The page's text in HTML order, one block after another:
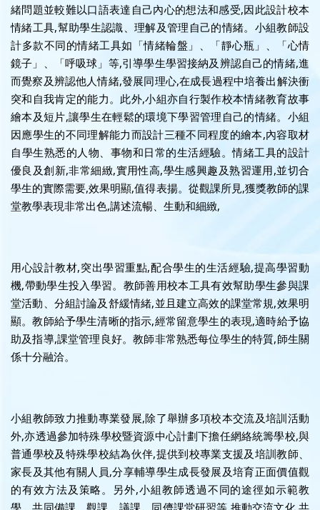
緒問題並較難以口語表達自己內心的想法和感受,因此設計校本
情緒工具,幫助學生認識、理解及管理自己的情緒。小組教師設
計多款不同的情緒工具如「情緒輪盤」、「靜心瓶」、「心情
鏡子」、「呼吸球」等,引導學生學習接納及辨認自己的情緒,進
而覺察及辨認他人情緒,發展同理心,在成長過程中培養出解決衝
突和自我肯定的能力。此外,小組亦自行製作校本情緒教育故事
繪本及短片,讓學生在輕鬆的環境下學習管理自己的情緒。小組
因應學生的不同理解能力而設計三種不同程度的繪本,內容取材
自學生熟悉的人物、事物和日常的生活經驗。情緒工具的設計
優良及創新,非常細緻,實用性高,學生感興趣及熟習運用,並切合
學生的實際需要,效果明顯,值得表揚。從觀課所見,獲獎教師的課
堂教學表現非常出色,講述流暢、生動和細緻,
用心設計教材,突出學習重點,配合學生的生活經驗,提高學習動
機,帶動學生投入學習。教師善用校本工具有效幫助學生參與課
堂活動、分組討論及舒緩情緒,並且建立高效的課堂常規,效果明
顯。教師給予學生清晰的指示,經常留意學生的表現,適時給予協
助及指導,課堂管理良好。教師非常熟悉每位學生的特質,師生關
係十分融洽。
小組教師致力推動專業發展,除了舉辦多項校本交流及培訓活動
外,亦透過參加特殊學校暨資源中心計劃下擔任網絡統籌學校,與
普通學校及特殊學校結為伙伴,提供到校專業支援及培訓教師、
家長及其他有關人員,分享輔導學生成長發展及培育正面價值觀
的有效方法及策略。另外,小組教師透過不同的途徑如示範教